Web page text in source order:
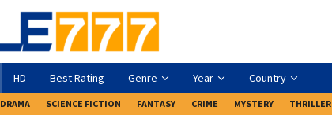
HD Best Rating Genre Year Country
DRAMA SCIENCE FICTION FANTASY CRIME MYSTERY THRILLER